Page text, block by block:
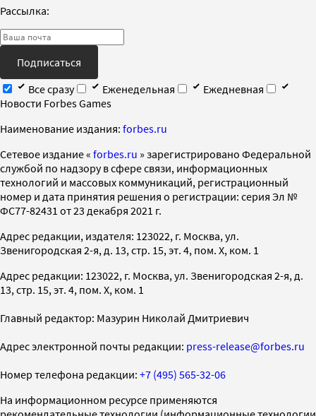
Рассылка:
Подписаться
Все сразу
Еженедельная
Ежедневная
Новости Forbes Games
Наименование издания: forbes.ru
Cетевое издание « forbes.ru » зарегистрировано Федеральной
службой по надзору в сфере связи, информационных
технологий и массовых коммуникаций, регистрационный
номер и дата принятия решения о регистрации: серия Эл №
ФС77-82431 от 23 декабря 2021 г.
Адрес редакции, издателя: 123022, г. Москва, ул.
Звенигородская 2-я, д. 13, стр. 15, эт. 4, пом. X, ком. 1
Адрес редакции: 123022, г. Москва, ул. Звенигородская 2-я, д.
13, стр. 15, эт. 4, пом. X, ком. 1
Главный редактор: Мазурин Николай Дмитриевич
Адрес электронной почты редакции: press-release@forbes.ru
Номер телефона редакции: +7 (495) 565-32-06
На информационном ресурсе применяются